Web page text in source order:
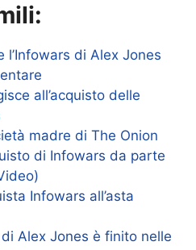
l’Infowars di Alex Jones
all’acquisto delle
madre di The Onion
di Infowars da parte
Infowars all’asta
Alex Jones è finito nelle